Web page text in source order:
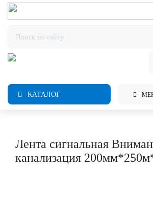
КАТАЛОГ
Лента сигнальная
канализация